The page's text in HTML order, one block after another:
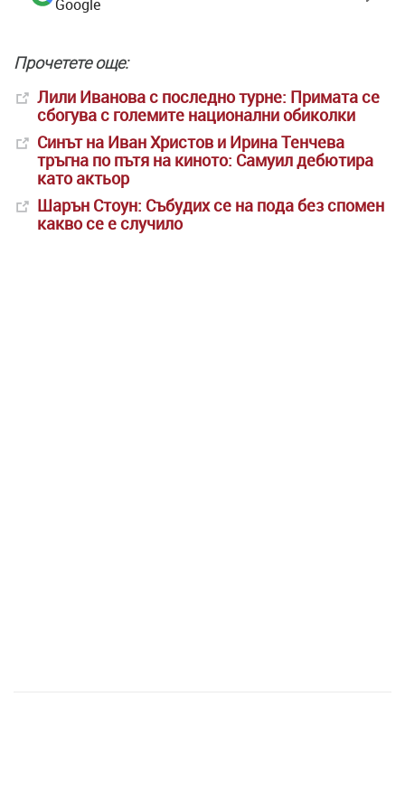
Google
Прочетете още:
Лили Иванова с последно турне: Примата се
сбогува с големите национални обиколки
Синът на Иван Христов и Ирина Тенчева
тръгна по пътя на киното: Самуил дебютира
като актьор
Шарън Стоун: Събудих се на пода без спомен
какво се е случило